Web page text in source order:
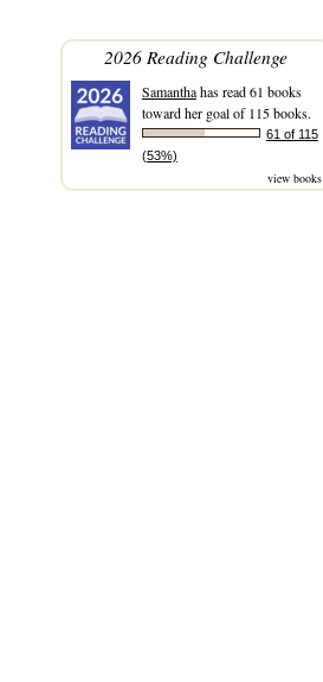
2026 Reading Challenge
Samanthahas read 61 books
toward her goal of 115 books.
61 of 115
(53%)
view books